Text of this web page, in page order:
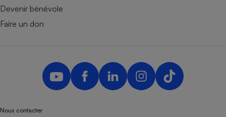
Devenir bénévole
Faire un don
Nous contacter